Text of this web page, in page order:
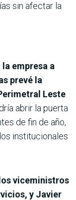
sin afectar la
la empresa a
prevé la
Leste
abrir la puerta
de fin de año,
institucionales
viceministros
y Javier